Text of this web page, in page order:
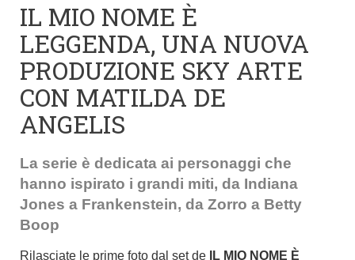
IL MIO NOME È
LEGGENDA, UNA NUOVA
PRODUZIONE SKY ARTE
CON MATILDA DE
ANGELIS
La serie è dedicata ai personaggi che
hanno ispirato i grandi miti, da Indiana
Jones a Frankenstein, da Zorro a Betty
Boop
Rilasciate le prime foto dal set de
IL MIO NOME È